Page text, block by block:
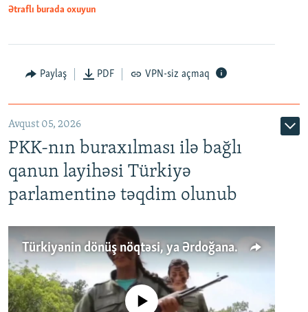
Ətraflı burada oxuyun
Paylaş PDF VPN-siz açmaq
Avqust 05, 2026
PKK-nın buraxılması ilə bağlı
qanun layihəsi Türkiyə
parlamentinə təqdim olunub
Türkiyənin dönüş nöqtəsi, ya Ərdoğana üçüncü şans: PKK ilə qəfil barışıq nə deməkdir?
No media source currently available